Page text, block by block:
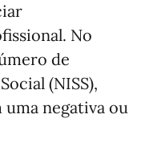
No
de
(NISS),
negativa ou